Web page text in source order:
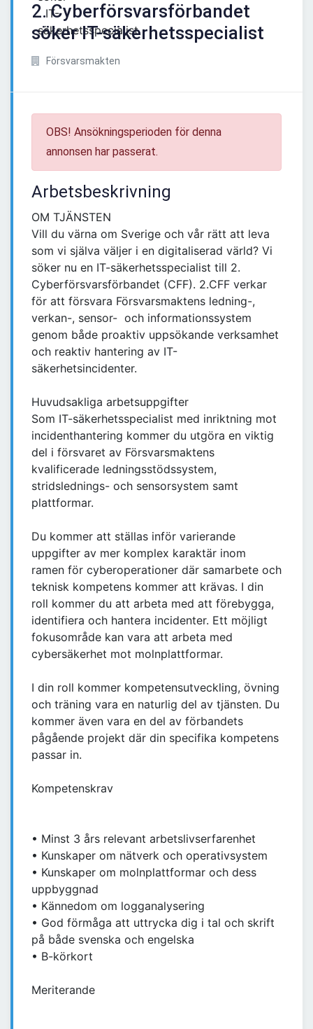
2. Cyberförsvarsförbandet
söker IT-säkerhetsspecialist
Försvarsmakten
OBS! Ansökningsperioden för denna
annonsen har passerat.
Arbetsbeskrivning
OM TJÄNSTEN
Vill du värna om Sverige och vår rätt att leva
som vi själva väljer i en digitaliserad värld? Vi
söker nu en IT-säkerhetsspecialist till 2.
Cyberförsvarsförbandet (CFF). 2.CFF verkar
för att försvara Försvarsmaktens ledning-,
verkan-, sensor- och informationssystem
genom både proaktiv uppsökande verksamhet
och reaktiv hantering av IT-
säkerhetsincidenter.
Huvudsakliga arbetsuppgifter
Som IT-säkerhetsspecialist med inriktning mot
incidenthantering kommer du utgöra en viktig
del i försvaret av Försvarsmaktens
kvalificerade ledningsstödssystem,
stridslednings- och sensorsystem samt
plattformar.
Du kommer att ställas inför varierande
uppgifter av mer komplex karaktär inom
ramen för cyberoperationer där samarbete och
teknisk kompetens kommer att krävas. I din
roll kommer du att arbeta med att förebygga,
identifiera och hantera incidenter. Ett möjligt
fokusområde kan vara att arbeta med
cybersäkerhet mot molnplattformar.
I din roll kommer kompetensutveckling, övning
och träning vara en naturlig del av tjänsten. Du
kommer även vara en del av förbandets
pågående projekt där din specifika kompetens
passar in.
Kompetenskrav
• Minst 3 års relevant arbetslivserfarenhet
• Kunskaper om nätverk och operativsystem
• Kunskaper om molnplattformar och dess
uppbyggnad
• Kännedom om logganalysering
• God förmåga att uttrycka dig i tal och skrift
på både svenska och engelska
• B-körkort
Meriterande